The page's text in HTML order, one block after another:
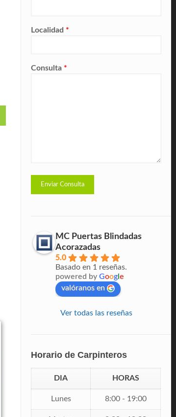
Localidad *
Consulta *
MC Puertas Blindadas
Acorazadas
5.0
Basado en 1 reseñas.
powered byGoog le
valóranos en
Ver todas las reseñas
Horario de Carpinteros
DIA HORAS
Lunes 8:00 - 19:00